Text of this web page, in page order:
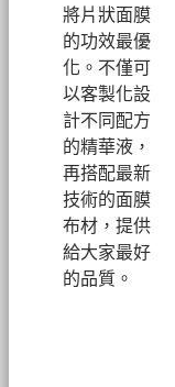
將片狀面膜
的功效最優
化。不僅可
以客製化設
計不同配方
的精華液，
再搭配最新
技術的面膜
布材，提供
給大家最好
的品質。